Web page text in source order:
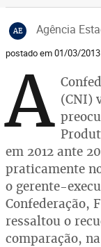
AE Agência
postado em 01/03/2013
A (CNI)
em 2012 ante
praticamente
o gerente-
Confederação,
ressaltou o
comparação,